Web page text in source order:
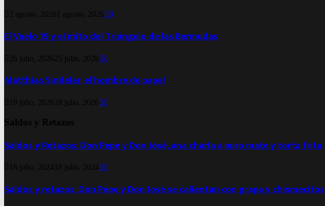
2 agosto, 2026 1 agosto, 2026 0
El Vuelo 19 y el mito del Triángulo de las Bermudas
26 julio, 2026 25 julio, 2026 0
Matthias Sindelar, el hombre de papel
19 julio, 2026 18 julio, 2026 0
Saldos y Retazos
Saldos y Retazos: Don Pepe y Don José, una charla a puro mate y torta frita
18 julio, 2024 18 julio, 2024 0
Saldos y retazos: Don Pepe y Don José se calientan con grapa y chismecitos